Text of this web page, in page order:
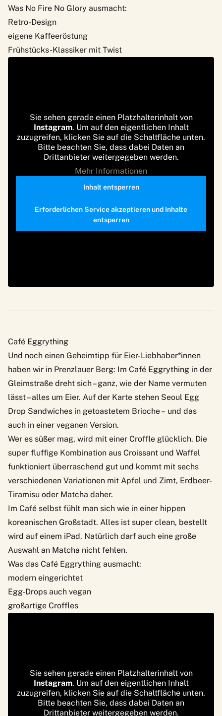
Was No Fire No Glory ausmacht:
Retro-Design
eigene Kaffeeröstung
Frühstücks-Klassiker mit Twist
Sie sehen gerade einen Platzhalterinhalt von
Instagram. Um auf den eigentlichen Inhalt
zuzugreifen, klicken Sie auf die Schaltfläche unten.
Bitte beachten Sie, dass dabei Daten an
Drittanbieter weitergegeben werden.
Mehr Informationen
Inhalt entsperren
Erforderlichen Service akzeptieren und Inhalte
entsperren
Café Eggrything
Und noch einen Geheimtipp für Eier-Liebhaber*innen
haben wir in Prenzlauer Berg: Im Café Eggrything in der
Gleimstraße dreht sich – ganz, wie der Name vermuten
lässt – alles um Eier. Auf der Karte stehen Seoul Egg
Drop Sandwiches in getoastetem Brioche – und das
auch in einer veganen Version.
Wer es süßer mag, wird mit einer Croffle glücklich. Die
super fluffige Kombination aus Croissant und Waffel
funktioniert überraschend gut und kommt mit sechs
verschiedenen Variationen mit Apfel und Zimt, Erdbeer-
Tiramisu oder Matcha daher.
Im Café selbst fühlt man sich wie in einer hippen
koreanischen Großstadt. Alles ist super clean, bestellt
wird auf einem iPad. Natürlich darf auch eine große
Auswahl an Matcha nicht fehlen.
Was das Café Eggrything ausmacht:
modern eingerichtet
Egg-Drops auch vegan
großartige Croffles
Sie sehen gerade einen Platzhalterinhalt von
Instagram. Um auf den eigentlichen Inhalt
zuzugreifen, klicken Sie auf die Schaltfläche unten.
Bitte beachten Sie, dass dabei Daten an
Drittanbieter weitergegeben werden.